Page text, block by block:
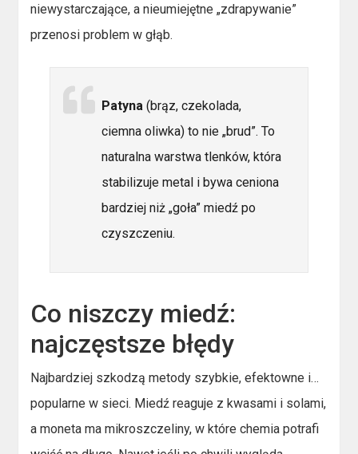
niewystarczające, a nieumiejętne „zdrapywanie”
przenosi problem w głąb.
Patyna (brąz, czekolada,
ciemna oliwka) to nie „brud”. To
naturalna warstwa tlenków, która
stabilizuje metal i bywa ceniona
bardziej niż „goła” miedź po
czyszczeniu.
Co niszczy miedź:
najczęstsze błędy
Najbardziej szkodzą metody szybkie, efektowne i…
popularne w sieci. Miedź reaguje z kwasami i solami,
a moneta ma mikroszczeliny, w które chemia potrafi